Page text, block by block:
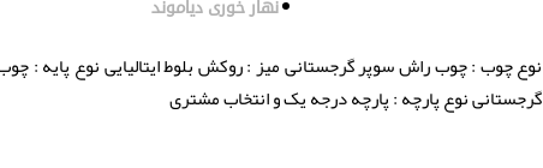
نهار خوری دیاموند
نوع چوب : چوب راش سوپر گرجستانی میز : روکش بلوط ایتالیایی نوع پایه :
گرجستانی نوع پارچه : پارچه درجه یک و انتخاب مشتری